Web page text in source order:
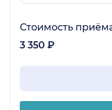
Стоимость
3 350 ₽